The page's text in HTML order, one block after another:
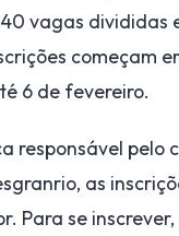
vagas divididas
começam
6 de fevereiro.
responsável pelo
as
Para se inscrever,